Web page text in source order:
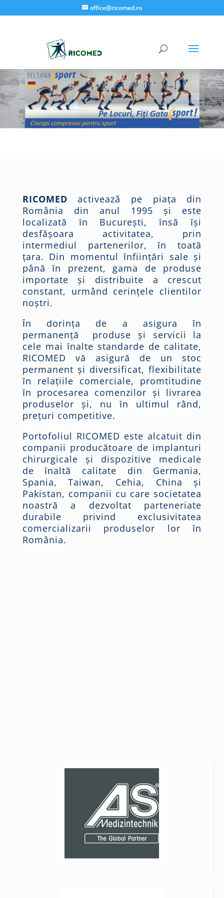
office@ricomed.ro
RICOMED activeazǎ pe piaţa din
România din anul 1995 şi este
localizată ȋn Bucureşti, ȋnsă ȋşi
desfăşoara activitatea, prin
intermediul partenerilor, ȋn toată
ţara. Din momentul ȋnfiinţări sale şi
până ȋn prezent, gama de produse
importate şi distribuite a crescut
constant, urmând cerinţele clientilor
noştri.
Ȋn dorinţa de a asigura ȋn
permanenţă produse şi servicii la
cele mai ȋnalte standarde de calitate,
RICOMED vă asigură de un stoc
permanent şi diversificat, flexibilitate
ȋn relaţiile comerciale, promtitudine
ȋn procesarea comenzilor şi livrarea
produselor şi, nu ȋn ultimul rând,
preţuri competitive.
Portofoliul RICOMED este alcatuit din
companii producătoare de implanturi
chirurgicale şi dispozitive medicale
de ȋnaltă calitate din Germania,
Spania, Taiwan, Cehia, China şi
Pakistan, companii cu care societatea
noastră a dezvoltat parteneriate
durabile privind exclusivitatea
comercializarii produselor lor ȋn
România.